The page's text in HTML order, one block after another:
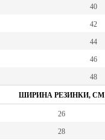
40
42
44
46
48
ШИРИНА РЕЗИНКИ, СМ
26
28